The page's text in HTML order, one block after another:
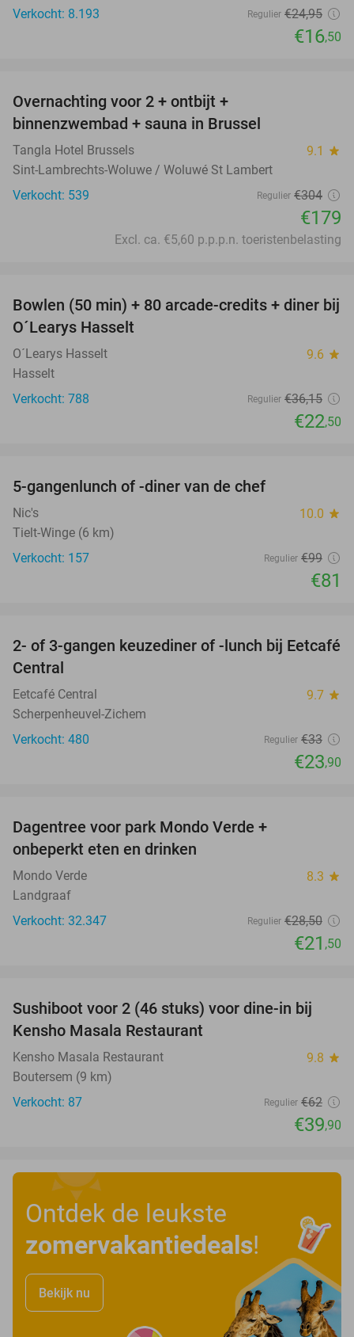
Verkocht: 8.193 Regulier €24,95
€16,50
Overnachting voor 2 + ontbijt +
binnenzwembad + sauna in Brussel
Tangla Hotel Brussels 9.1 star
Sint-Lambrechts-Woluwe / Woluwé St Lambert
Verkocht: 539
Regulier €304
€179
Excl. ca. €5,60 p.p.p.n. toeristenbelasting
38%
Bowlen (50 min) + 80 arcade-credits + diner bij
O´Learys Hasselt
O´Learys Hasselt 9.6 star
Hasselt
Verkocht: 788
Regulier €36,15
€22,50
5-gangenlunch of -diner van de chef
Nic's 10.0 star
Tielt-Winge (6 km)
Verkocht: 157
Regulier €99
€81
28%
2- of 3-gangen keuzediner of -lunch bij Eetcafé
Central
Eetcafé Central 9.7 star
Scherpenheuvel-Zichem
Verkocht: 480
Regulier €33
€23,90
Dagentree voor park Mondo Verde +
onbeperkt eten en drinken
Mondo Verde 8.3 star
Landgraaf
Verkocht: 32.347
Regulier €28,50
€21 ,50
36%
Sushiboot voor 2 (46 stuks) voor dine-in bij
Kensho Masala Restaurant
Kensho Masala Restaurant 9.8 star
Boutersem (9 km)
Verkocht: 87
Regulier €62
€39,90
Ontdek de leukste
zomervakantiedeals!
Bekijk nu